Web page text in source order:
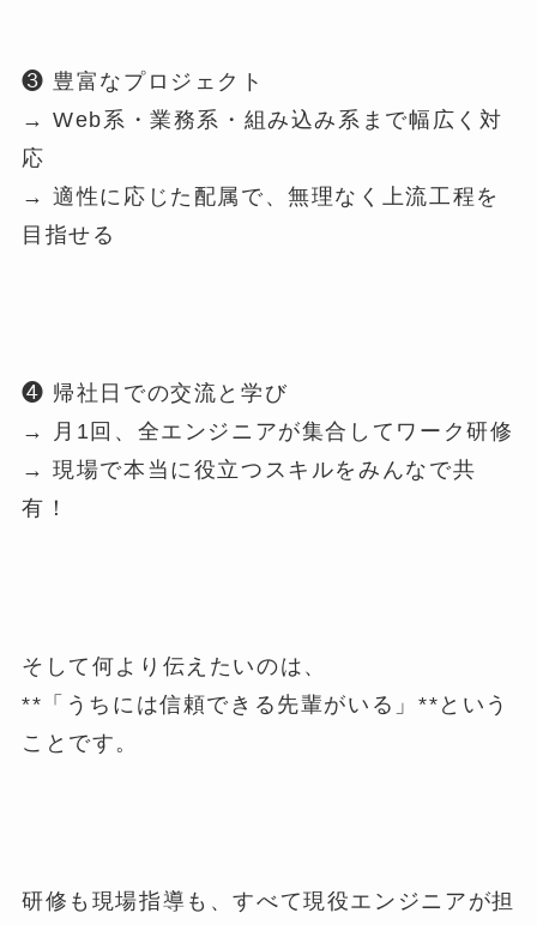
❸ 豊富なプロジェクト
→ Web系・業務系・組み込み系まで幅広く対
応
→ 適性に応じた配属で、無理なく上流工程を
目指せる
❹ 帰社日での交流と学び
→ 月1回、全エンジニアが集合してワーク研修
→ 現場で本当に役立つスキルをみんなで共
有！
そして何より伝えたいのは、
**「うちには信頼できる先輩がいる」**という
ことです。
研修も現場指導も、すべて現役エンジニアが担